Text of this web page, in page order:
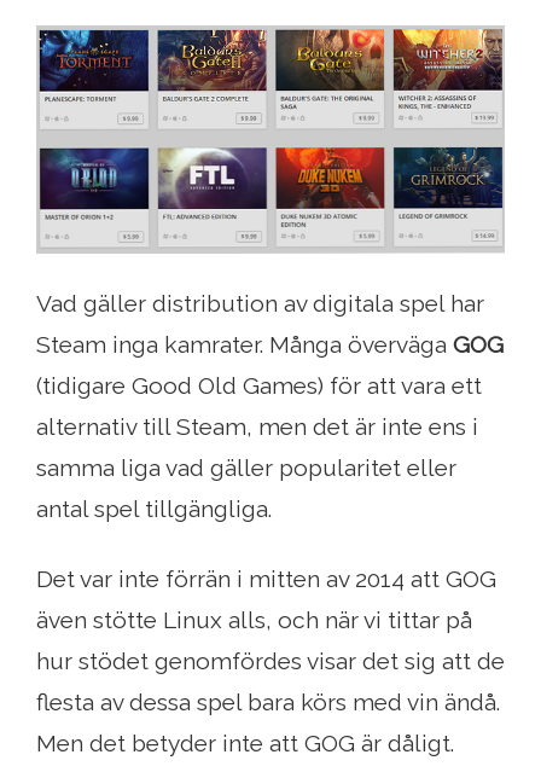
Vad gäller distribution av digitala spel har
Steam inga kamrater. Många överväga GOG
(tidigare Good Old Games) för att vara ett
alternativ till Steam, men det är inte ens i
samma liga vad gäller popularitet eller
antal spel tillgängliga.
Det var inte förrän i mitten av 2014 att GOG
även stötte Linux alls, och när vi tittar på
hur stödet genomfördes visar det sig att de
flesta av dessa spel bara körs med vin ändå.
Men det betyder inte att GOG är dåligt.